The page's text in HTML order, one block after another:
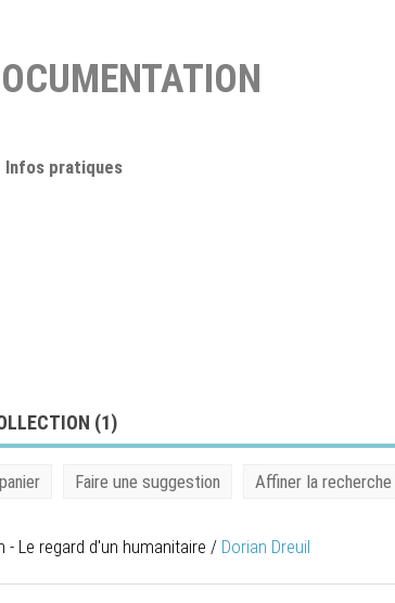
Infos pratiques
(1)
Faire une suggestion Affiner la recherche
Le regard d'un humanitaire / Dorian Dreuil